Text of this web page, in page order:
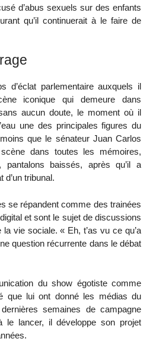
d’abus sexuels sur des enfants
qu’il continuerait à le faire de
d’éclat parlementaire auxquels il
iconique qui demeure dans
aucun doute, le moment où il
une des principales figures du
que le sénateur Juan Carlos
scène dans toutes les mémoires,
baissés, après qu’il a
d’un tribunal.
se répandent comme des trainées
et sont le sujet de discussions
vie sociale. « Eh, t’as vu ce qu’a
question récurrente dans le débat
du show égotiste comme
que lui ont donné les médias du
semaines de campagne
le lancer, il développe son projet